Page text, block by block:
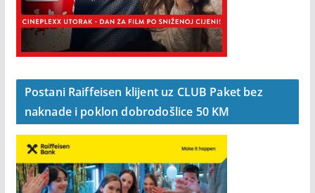
Postani Raiffeisen klijent uz CLUB Paket bez
naknade i poklon dobrodošlice 50 KM